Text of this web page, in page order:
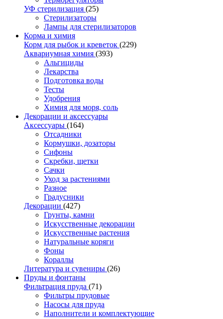
УФ стерилизация (25)
Стерилизаторы
Лампы для стерилизаторов
Корма и химия
Корм для рыбок и креветок (229)
Аквариумная химия (393)
Альгициды
Лекарства
Подготовка воды
Тесты
Удобрения
Химия для моря, соль
Декорации и аксессуары
Аксессуары (164)
Отсадники
Кормушки, дозаторы
Сифоны
Скребки, щетки
Сачки
Уход за растениями
Разное
Градусники
Декорации (427)
Грунты, камни
Искусственные декорации
Искусственные растения
Натуральные коряги
Фоны
Кораллы
Литература и сувениры (26)
Пруды и фонтаны
Фильтрация пруда (71)
Фильтры прудовые
Насосы для пруда
Наполнители и комплектующие